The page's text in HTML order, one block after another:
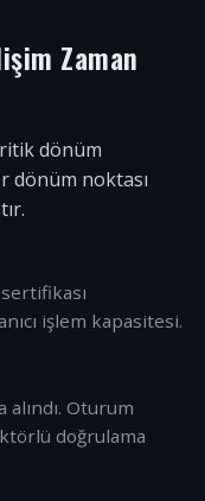
Zaman
dönüm
dönüm noktası
işlem kapasitesi.
alındı. Oturum
doğrulama